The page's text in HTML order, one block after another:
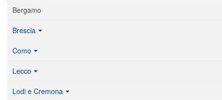
Bergamo
Brescia
Como
Lecco
Lodi e Cremona